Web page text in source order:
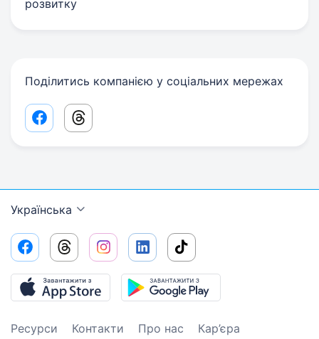
розвитку
Поділитись компанією у соціальних мережах
Facebook share link
Threads share link
Українська
Ресурси Контакти Про нас Кар’єра